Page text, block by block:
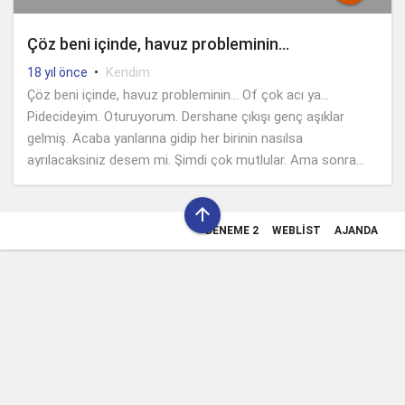
Çöz beni içinde, havuz probleminin…
18 yıl önce • Kendim
Çöz beni içinde, havuz probleminin… Of çok acı ya…
Pidecideyim. Oturuyorum. Dershane çıkışı genç aşıklar
gelmiş. Acaba yanlarına gidip her birinin nasılsa
ayrılacaksiniz desem mi. Şimdi çok mutlular. Ama sonra...

DENEME 2 WEBLIST AJANDA